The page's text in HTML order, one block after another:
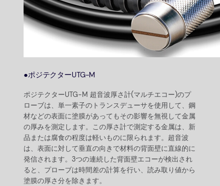
●ポジテクターUTG-M
ポジテクターUTG-M 超音波厚さ計(マルチエコー)のプ
ローブは、単一素子のトランスデューサを使用して、鋼
材などの表面に塗膜があってもその影響を無視して金属
の厚みを測定します。この厚さ計で測定する金属は、新
品または腐食の程度は軽いものに限られます。超音波
は、表面に対して垂直の向きで材料の背面壁に直線的に
発信されます。3つの連続した背面壁エコーが検出され
ると、プローブは時間差の計算を行い、読み取り値から
塗膜の厚さ分を除きます。